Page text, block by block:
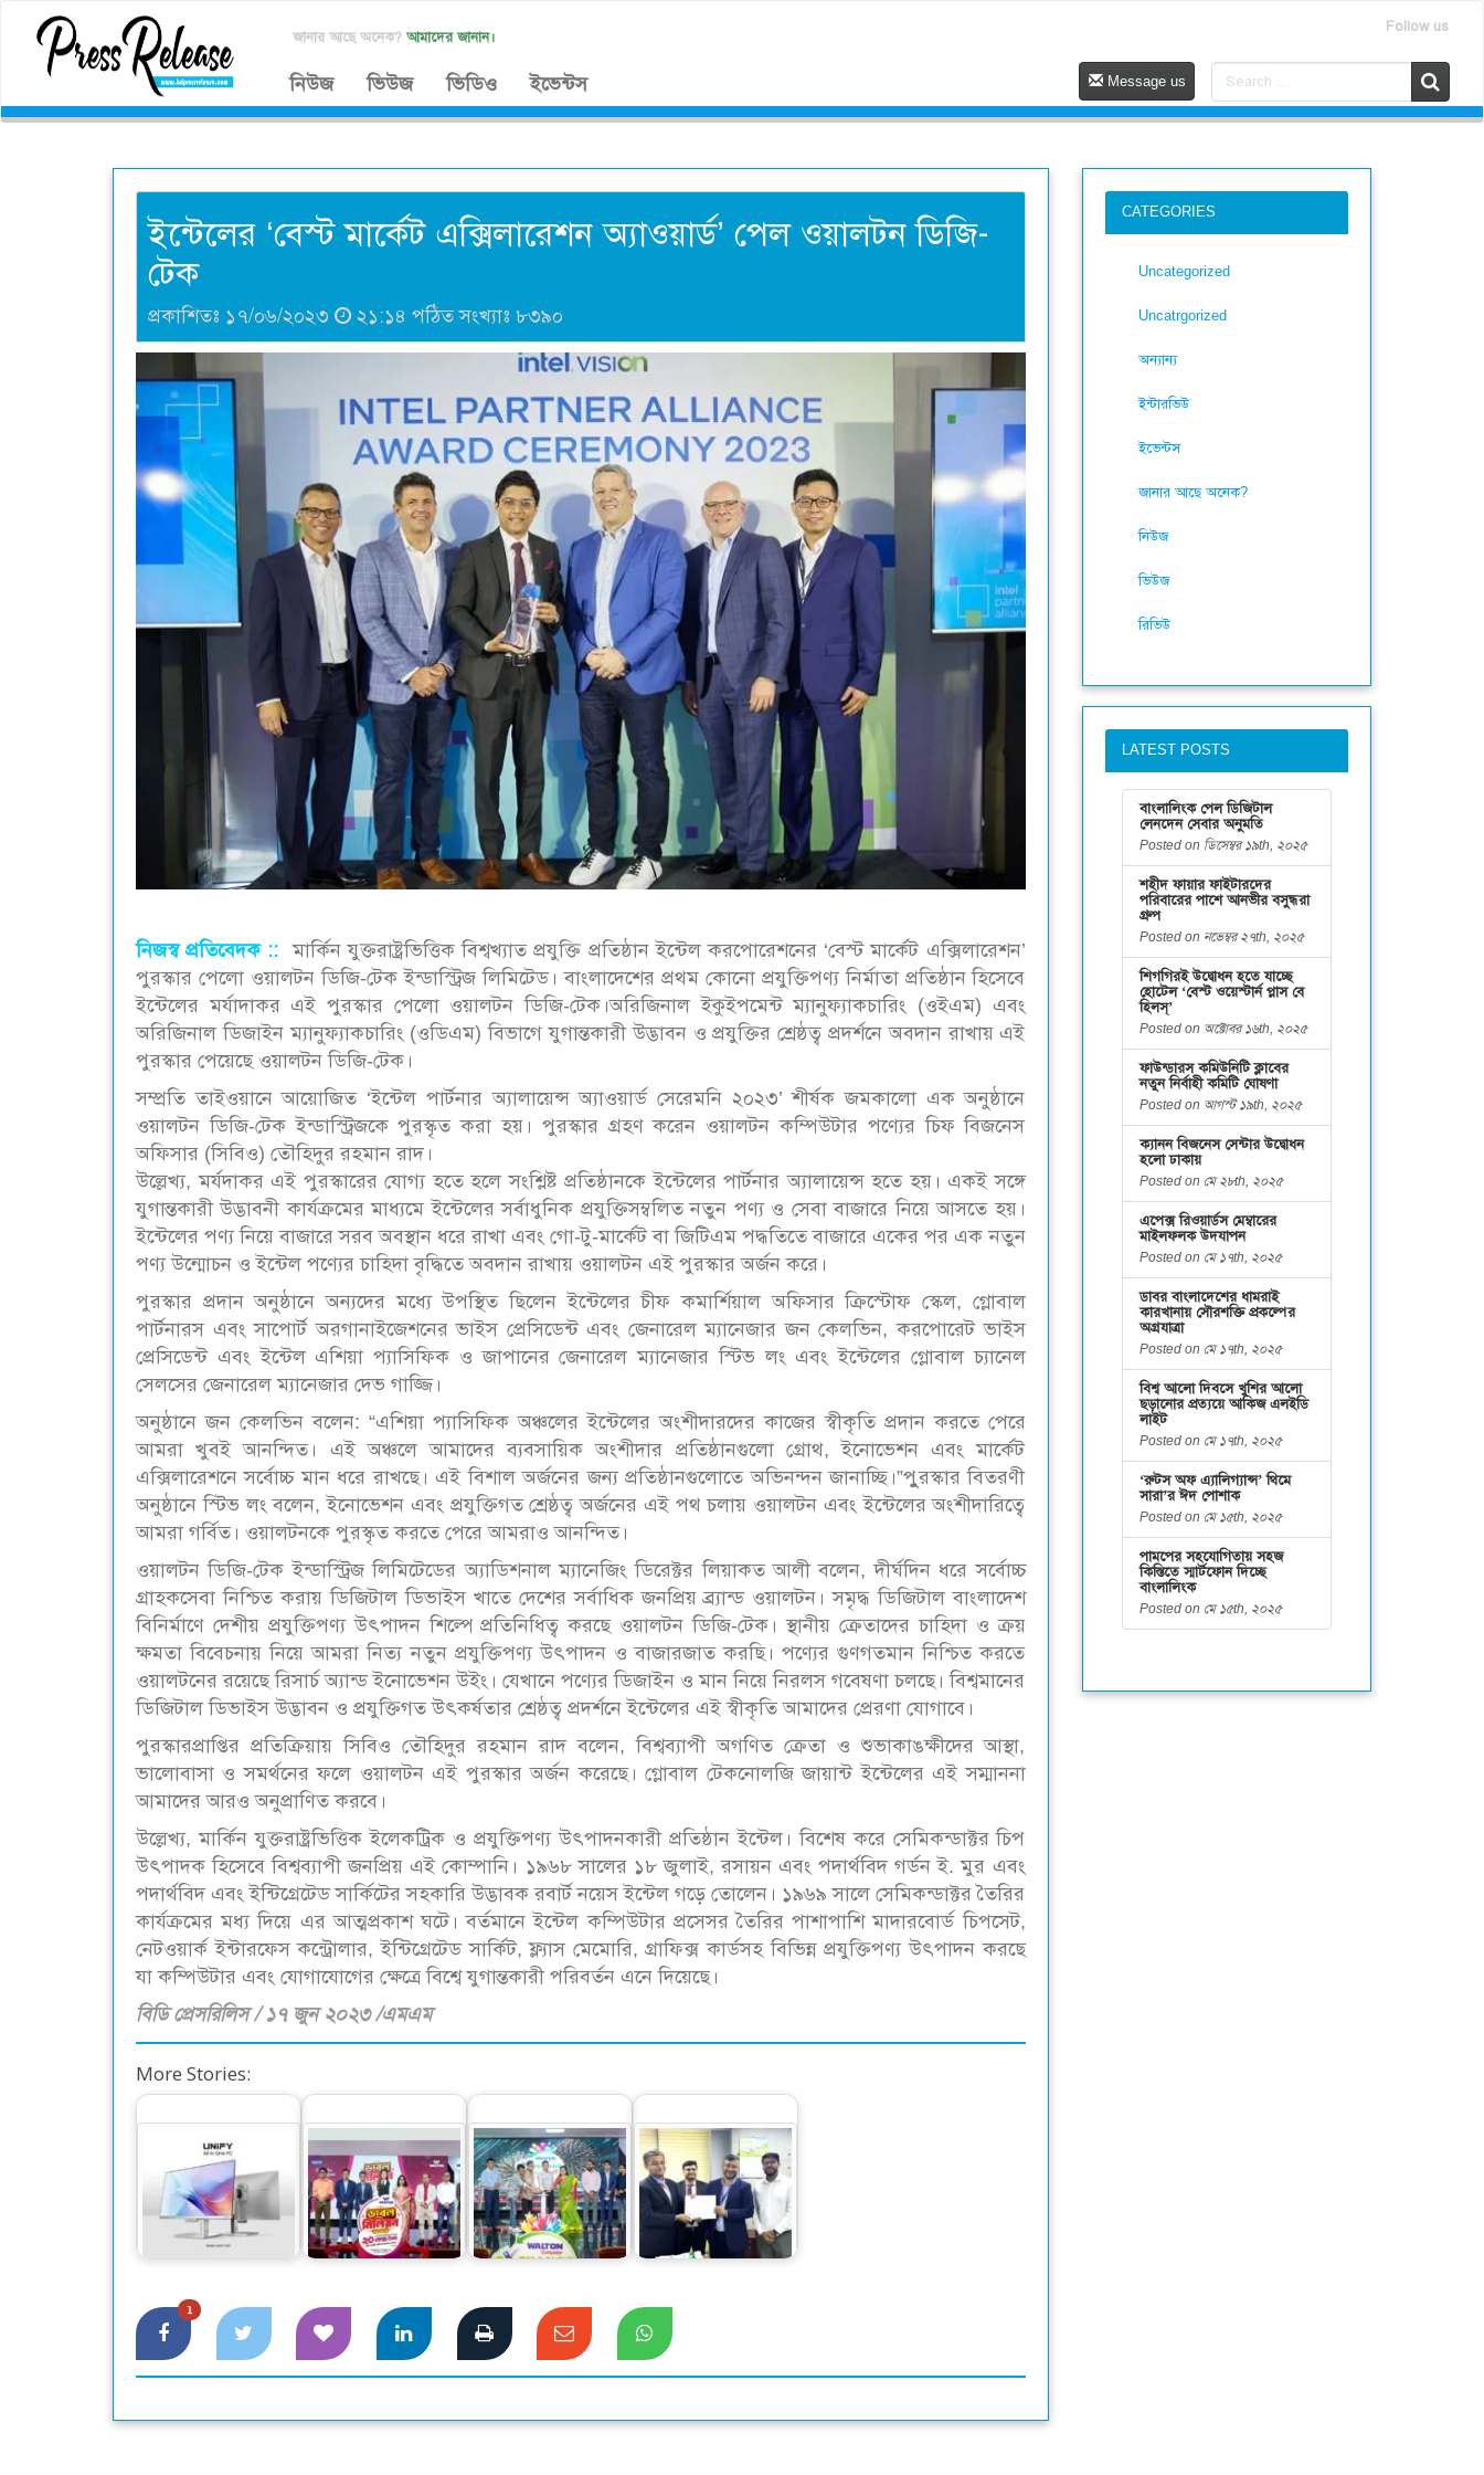
জানার আছে অনেক? আমাদের জানান।
Follow us
নিউজ ভিউজ ভিডিও ইভেন্টস Message us
ইন্টেলের ‘বেস্ট মার্কেট এক্সিলারেশন অ্যাওয়ার্ড’ পেল ওয়ালটন ডিজি-
টেক
প্রকাশিতঃ ১৭/০৬/২০২৩ ২১:১৪ পঠিত সংখ্যাঃ ৮৩৯০
নিজস্ব প্রতিবেদক ::
মার্কিন যুক্তরাষ্ট্রভিত্তিক বিশ্বখ্যাত প্রযুক্তি প্রতিষ্ঠান ইন্টেল করপোরেশনের ‘বেস্ট মার্কেট এক্সিলারেশন’
পুরস্কার পেলো ওয়ালটন ডিজি-টেক ইন্ডাস্ট্রিজ লিমিটেড। বাংলাদেশের প্রথম কোনো প্রযুক্তিপণ্য নির্মাতা প্রতিষ্ঠান হিসেবে
ইন্টেলের মর্যাদাকর এই পুরস্কার পেলো ওয়ালটন ডিজি-টেক।অরিজিনাল ইকুইপমেন্ট ম্যানুফ্যাকচারিং (ওইএম) এবং
অরিজিনাল ডিজাইন ম্যানুফ্যাকচারিং (ওডিএম) বিভাগে যুগান্তকারী উদ্ভাবন ও প্রযুক্তির শ্রেষ্ঠত্ব প্রদর্শনে অবদান রাখায় এই
পুরস্কার পেয়েছে ওয়ালটন ডিজি-টেক।
সম্প্রতি তাইওয়ানে আয়োজিত ‘ইন্টেল পার্টনার অ্যালায়েন্স অ্যাওয়ার্ড সেরেমনি ২০২৩’ শীর্ষক জমকালো এক অনুষ্ঠানে
ওয়ালটন ডিজি-টেক ইন্ডাস্ট্রিজকে পুরস্কৃত করা হয়। পুরস্কার গ্রহণ করেন ওয়ালটন কম্পিউটার পণ্যের চিফ বিজনেস
অফিসার (সিবিও) তৌহিদুর রহমান রাদ।
উল্লেখ্য, মর্যদাকর এই পুরস্কারের যোগ্য হতে হলে সংশ্লিষ্ট প্রতিষ্ঠানকে ইন্টেলের পার্টনার অ্যালায়েন্স হতে হয়। একই সঙ্গে
যুগান্তকারী উদ্ভাবনী কার্যক্রমের মাধ্যমে ইন্টেলের সর্বাধুনিক প্রযুক্তিসম্বলিত নতুন পণ্য ও সেবা বাজারে নিয়ে আসতে হয়।
ইন্টেলের পণ্য নিয়ে বাজারে সরব অবস্থান ধরে রাখা এবং গো-টু-মার্কেট বা জিটিএম পদ্ধতিতে বাজারে একের পর এক নতুন
পণ্য উন্মোচন ও ইন্টেল পণ্যের চাহিদা বৃদ্ধিতে অবদান রাখায় ওয়ালটন এই পুরস্কার অর্জন করে।
পুরস্কার প্রদান অনুষ্ঠানে অন্যদের মধ্যে উপস্থিত ছিলেন ইন্টেলের চীফ কমার্শিয়াল অফিসার ক্রিস্টোফ স্কেল, গ্লোবাল
পার্টনারস এবং সাপোর্ট অরগানাইজেশনের ভাইস প্রেসিডেন্ট এবং জেনারেল ম্যানেজার জন কেলভিন, করপোরেট ভাইস
প্রেসিডেন্ট এবং ইন্টেল এশিয়া প্যাসিফিক ও জাপানের জেনারেল ম্যানেজার স্টিভ লং এবং ইন্টেলের গ্লোবাল চ্যানেল
সেলসের জেনারেল ম্যানেজার দেভ গাজ্জি।
অনুষ্ঠানে জন কেলভিন বলেন: “এশিয়া প্যাসিফিক অঞ্চলের ইন্টেলের অংশীদারদের কাজের স্বীকৃতি প্রদান করতে পেরে
আমরা খুবই আনন্দিত। এই অঞ্চলে আমাদের ব্যবসায়িক অংশীদার প্রতিষ্ঠানগুলো গ্রোথ, ইনোভেশন এবং মার্কেট
এক্সিলারেশনে সর্বোচ্চ মান ধরে রাখছে। এই বিশাল অর্জনের জন্য প্রতিষ্ঠানগুলোতে অভিনন্দন জানাচ্ছি।”পুুরস্কার বিতরণী
অনুষ্ঠানে স্টিভ লং বলেন, ইনোভেশন এবং প্রযুক্তিগত শ্রেষ্ঠত্ব অর্জনের এই পথ চলায় ওয়ালটন এবং ইন্টেলের অংশীদারিত্বে
আমরা গর্বিত। ওয়ালটনকে পুরস্কৃত করতে পেরে আমরাও আনন্দিত।
ওয়ালটন ডিজি-টেক ইন্ডাস্ট্রিজ লিমিটেডের অ্যাডিশনাল ম্যানেজিং ডিরেক্টর লিয়াকত আলী বলেন, দীর্ঘদিন ধরে সর্বোচ্চ
গ্রাহকসেবা নিশ্চিত করায় ডিজিটাল ডিভাইস খাতে দেশের সর্বাধিক জনপ্রিয় ব্র্যান্ড ওয়ালটন। সমৃদ্ধ ডিজিটাল বাংলাদেশ
বিনির্মাণে দেশীয় প্রযুক্তিপণ্য উৎপাদন শিল্পে প্রতিনিধিত্ব করছে ওয়ালটন ডিজি-টেক। স্থানীয় ক্রেতাদের চাহিদা ও ক্রয়
ক্ষমতা বিবেচনায় নিয়ে আমরা নিত্য নতুন প্রযুক্তিপণ্য উৎপাদন ও বাজারজাত করছি। পণ্যের গুণগতমান নিশ্চিত করতে
ওয়ালটনের রয়েছে রিসার্চ অ্যান্ড ইনোভেশন উইং। যেখানে পণ্যের ডিজাইন ও মান নিয়ে নিরলস গবেষণা চলছে। বিশ্বমানের
ডিজিটাল ডিভাইস উদ্ভাবন ও প্রযুক্তিগত উৎকর্ষতার শ্রেষ্ঠত্ব প্রদর্শনে ইন্টেলের এই স্বীকৃতি আমাদের প্রেরণা যোগাবে।
পুরস্কারপ্রাপ্তির প্রতিক্রিয়ায় সিবিও তৌহিদুর রহমান রাদ বলেন, বিশ্বব্যাপী অগণিত ক্রেতা ও শুভাকাঙক্ষীদের আস্থা,
ভালোবাসা ও সমর্থনের ফলে ওয়ালটন এই পুরস্কার অর্জন করেছে। গ্লোবাল টেকনোলজি জায়ান্ট ইন্টেলের এই সম্মাননা
আমাদের আরও অনুপ্রাণিত করবে।
উল্লেখ্য, মার্কিন যুক্তরাষ্ট্রভিত্তিক ইলেকট্রিক ও প্রযুক্তিপণ্য উৎপাদনকারী প্রতিষ্ঠান ইন্টেল। বিশেষ করে সেমিকন্ডাক্টর চিপ
উৎপাদক হিসেবে বিশ্বব্যাপী জনপ্রিয় এই কোম্পানি। ১৯৬৮ সালের ১৮ জুলাই, রসায়ন এবং পদার্থবিদ গর্ডন ই. মুর এবং
পদার্থবিদ এবং ইন্টিগ্রেটেড সার্কিটের সহকারি উদ্ভাবক রবার্ট নয়েস ইন্টেল গড়ে তোলেন। ১৯৬৯ সালে সেমিকন্ডাক্টর তৈরির
কার্যক্রমের মধ্য দিয়ে এর আত্মপ্রকাশ ঘটে। বর্তমানে ইন্টেল কম্পিউটার প্রসেসর তৈরির পাশাপাশি মাদারবোর্ড চিপসেট,
নেটওয়ার্ক ইন্টারফেস কন্ট্রোলার, ইন্টিগ্রেটেড সার্কিট, ফ্ল্যাস মেমোরি, গ্রাফিক্স কার্ডসহ বিভিন্ন প্রযুক্তিপণ্য উৎপাদন করছে
যা কম্পিউটার এবং যোগাযোগের ক্ষেত্রে বিশ্বে যুগান্তকারী পরিবর্তন এনে দিয়েছে।
বিডি প্রেসরিলিস / ১৭ জুন ২০২৩ /এমএম
More Stories:
নতুন ২ মডেলের অল-
ইন-ওয়ান পিসি বাজারে
ছাড়লো ওয়ালটন
ওয়ালটন পণ্য কিনে ২০
লাখ টাকা পাওয়ার
সুযোগ
সচল-অচল আইটি
পণ্যের বদলে ওয়ালটনের
নতুন পণ্য ক্রয়ে…
ডাচ বাংলা’র টায়ার ফোর
ডাটা সেন্টার বাস্তবায়ন
করবে…
1
CATEGORIES
Uncategorized
Uncatrgorized
অন্যান্য
ইন্টারভিউ
ইভেন্টস
জানার আছে অনেক?
নিউজ
ভিউজ
রিভিউ
LATEST POSTS
বাংলালিংক পেল ডিজিটাল
লেনদেন সেবার অনুমতি
Posted on ডিসেম্বর ১৯th, ২০২৫
শহীদ ফায়ার ফাইটারদের
পরিবারের পাশে আনভীর বসুন্ধরা
গ্রুপ
Posted on নভেম্বর ২৭th, ২০২৫
শিগগিরই উদ্বোধন হতে যাচ্ছে
হোটেল ‘বেস্ট ওয়েস্টার্ন প্লাস বে
হিলস্’
Posted on অক্টোবর ১৬th, ২০২৫
ফাউন্ডারস কমিউনিটি ক্লাবের
নতুন নির্বাহী কমিটি ঘোষণা
Posted on আগস্ট ১৯th, ২০২৫
ক্যানন বিজনেস সেন্টার উদ্বোধন
হলো ঢাকায়
Posted on মে ২৮th, ২০২৫
এপেক্স রিওয়ার্ডস মেম্বারের
মাইলফলক উদযাপন
Posted on মে ১৭th, ২০২৫
ডাবর বাংলাদেশের ধামরাই
কারখানায় সৌরশক্তি প্রকল্পের
অগ্রযাত্রা
Posted on মে ১৭th, ২০২৫
বিশ্ব আলো দিবসে খুশির আলো
ছড়ানোর প্রত্যয়ে আকিজ এলইডি
লাইট
Posted on মে ১৭th, ২০২৫
‘রুটস অফ এ্যালিগ্যান্স’ থিমে
সারা’র ঈদ পোশাক
Posted on মে ১৫th, ২০২৫
পামপের সহযোগিতায় সহজ
কিস্তিতে স্মার্টফোন দিচ্ছে
বাংলালিংক
Posted on মে ১৫th, ২০২৫